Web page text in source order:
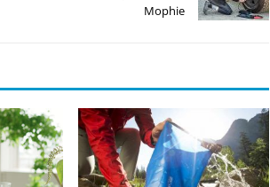
Mophie